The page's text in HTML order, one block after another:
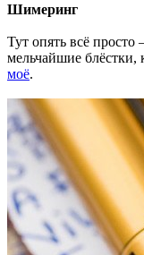
Шимеринг
Тут опять всё
мельчайшие блёстки,
моё.